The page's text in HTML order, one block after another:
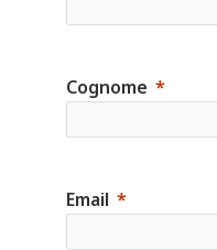
Cognome
Email